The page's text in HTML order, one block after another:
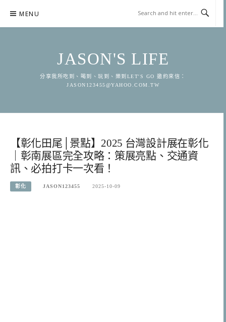
content
MENU
JASON'S LIFE
分享我所吃到、喝到、玩到、樂到LET'S GO 邀約來信：
JASON123455@YAHOO.COM.TW
【彰化田尾│景點】2025 台灣設計展在彰化
｜彰南展區完全攻略：策展亮點、交通資
訊、必拍打卡一次看！
彰化 JASON123455 2025-10-09